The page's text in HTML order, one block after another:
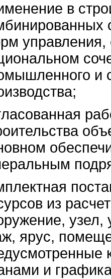
в
управления,
и
из
узел,
ярус,
и